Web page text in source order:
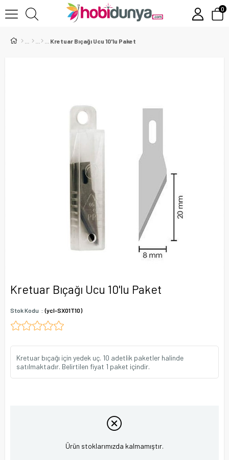
0
Kretuar Bıçağı Ucu 10'lu Paket
Kretuar Bıçağı Ucu 10'lu Paket
Stok Kodu (ycl-SX01T10)
Kretuar bıçağı için yedek uç. 10 adetlik paketler halinde
satılmaktadır. Belirtilen fiyat 1 paket içindir.
Ürün stoklarımızda kalmamıştır.